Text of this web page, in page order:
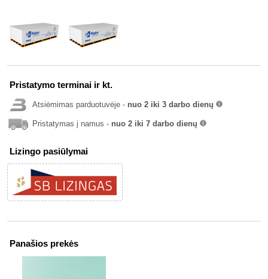
Pristatymo terminai ir kt.
Atsiėmimas parduotuvėje - nuo 2 iki 3 darbo dienų
Pristatymas į namus - nuo 2 iki 7 darbo dienų
Lizingo pasiūlymai
Panašios prekės